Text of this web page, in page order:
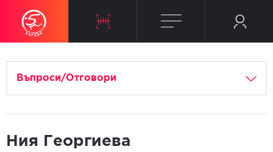
Въпроси/Отговори
Ния Георгиева